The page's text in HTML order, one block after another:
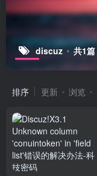
discuz 共1篇
排序 更新 浏览